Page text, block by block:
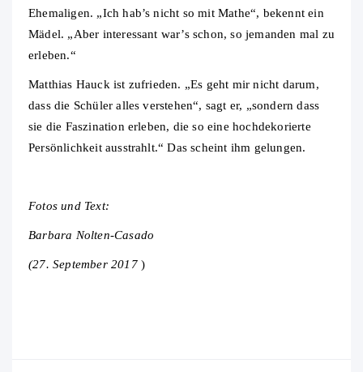
Ehemaligen. „Ich hab’s nicht so mit Mathe“, bekennt ein
Mädel. „Aber interessant war’s schon, so jemanden mal zu
erleben.“
Matthias Hauck ist zufrieden. „Es geht mir nicht darum,
dass die Schüler alles verstehen“, sagt er, „sondern dass
sie die Faszination erleben, die so eine hochdekorierte
Persönlichkeit ausstrahlt.“ Das scheint ihm gelungen.
Fotos und Text:
Barbara Nolten-Casado
(27. September 2017)